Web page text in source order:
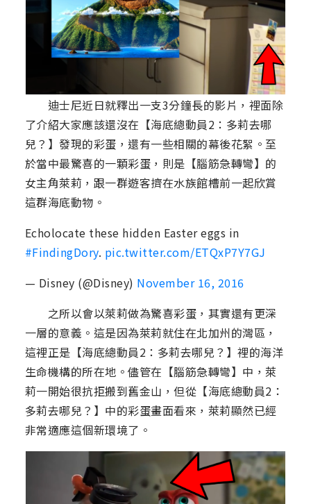
迪士尼近日就釋出一支3分鐘長的影片，裡面除
了介紹大家應該還沒在【海底總動員2：多莉去哪
兒？】發現的彩蛋，還有一些相關的幕後花絮。至
於當中最驚喜的一顆彩蛋，則是【腦筋急轉彎】的
女主角萊莉，跟一群遊客擠在水族館槽前一起欣賞
這群海底動物。
Echolocate these hidden Easter eggs in
#FindingDory. pic.twitter.com/ETQxP7Y7GJ
— Disney (@Disney) November 16, 2016
之所以會以萊莉做為驚喜彩蛋，其實還有更深
一層的意義。這是因為萊莉就住在北加州的灣區，
這裡正是【海底總動員2：多莉去哪兒？】裡的海洋
生命機構的所在地。儘管在【腦筋急轉彎】中，萊
莉一開始很抗拒搬到舊金山，但從【海底總動員2：
多莉去哪兒？】中的彩蛋畫面看來，萊莉顯然已經
非常適應這個新環境了。